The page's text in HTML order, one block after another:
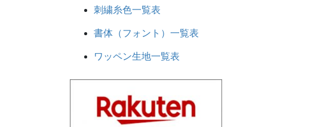
刺繍糸色一覧表
書体（フォント）一覧表
ワッペン生地一覧表